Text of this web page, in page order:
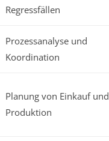
Regressfällen
Prozessanalyse und
Koordination
Planung von Einkauf und
Produktion